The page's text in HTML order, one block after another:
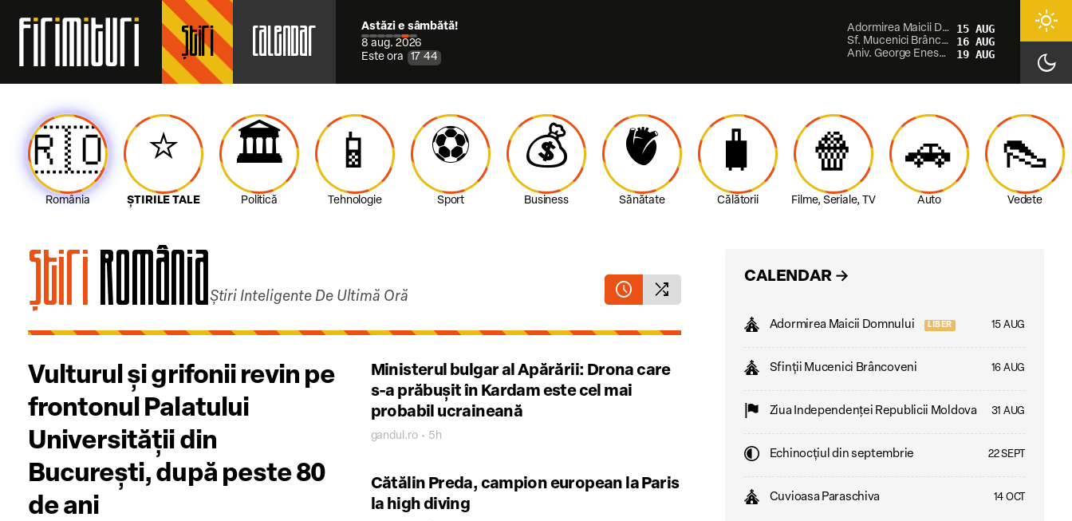
Știri Calendar
Astăzi e sâmbătă!
8 aug. 2026
Este ora
17 :44
Adormirea Maicii Domnului 15 AUG
Sf. Mucenici Brâncoveni 16 AUG
Aniv. George Enescu 19 AUG
light_mode
dark_mode
🇷🇴
România
⭐️
ȘTIRILE TALE
🏛️
Politică
📱
Tehnologie
⚽️
Sport
💰
Business
🫀
Sănătate
🧳
Călătorii
🍿
Filme, Seriale, TV
🚗
Auto
👠
Vedete
ȘtiriRomâniaȘtiri Inteligente De Ultimă Oră schedule shuffle
Vulturul și grifonii revin pe
frontonul Palatului
Universității din
București, după peste 80
de ani
Ministerul bulgar al Apărării: Drona care
s-a prăbușit în Kardam este cel mai
probabil ucraineană
gandul.ro • 5h
Cătălin Preda, campion european la Paris
la high diving
CALENDAR →
Adormirea Maicii Domnului LIBER 15 AUG
Sfinții Mucenici Brâncoveni 16 AUG
Ziua Independenţei Republicii Moldova 31 AUG
Echinocțiul din septembrie 22 SEPT
Cuvioasa Paraschiva 14 OCT